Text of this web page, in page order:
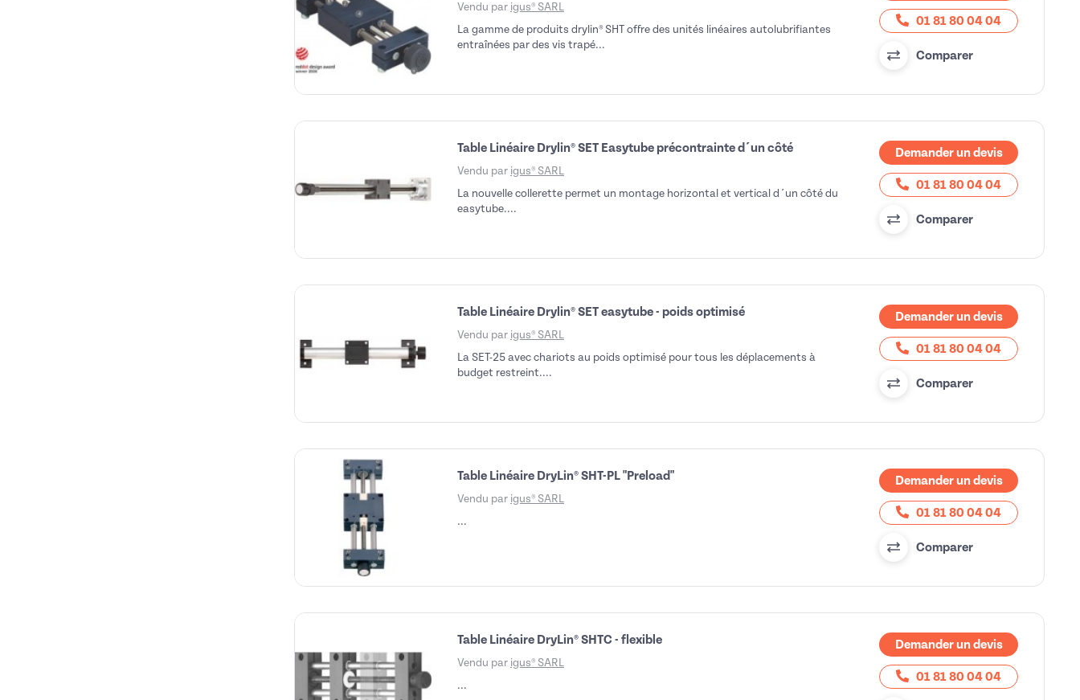
Vendu par igus® SARL
La gamme de produits drylin® SHT offre des unités linéaires autolubrifiantes
entraînées par des vis trapé...
01 81 80 04 04
Comparer
Table Linéaire Drylin® SET Easytube précontrainte d´un côté
Vendu par igus® SARL
La nouvelle collerette permet un montage horizontal et vertical d´un côté du
easytube....
Demander un devis
01 81 80 04 04
Comparer
Table Linéaire Drylin® SET easytube - poids optimisé
Vendu par igus® SARL
La SET-25 avec chariots au poids optimisé pour tous les déplacements à
budget restreint....
Demander un devis
01 81 80 04 04
Comparer
Table Linéaire DryLin® SHT-PL "Preload"
Vendu par igus® SARL
...
Demander un devis
01 81 80 04 04
Comparer
Table Linéaire DryLin® SHTC - flexible
Vendu par igus® SARL
...
Demander un devis
01 81 80 04 04